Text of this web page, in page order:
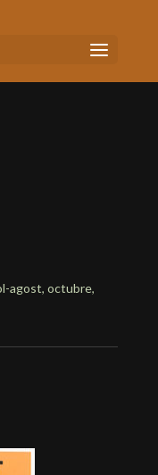
agost, octubre,